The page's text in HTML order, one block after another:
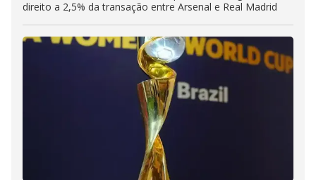
direito a 2,5% da transação entre Arsenal e Real Madrid